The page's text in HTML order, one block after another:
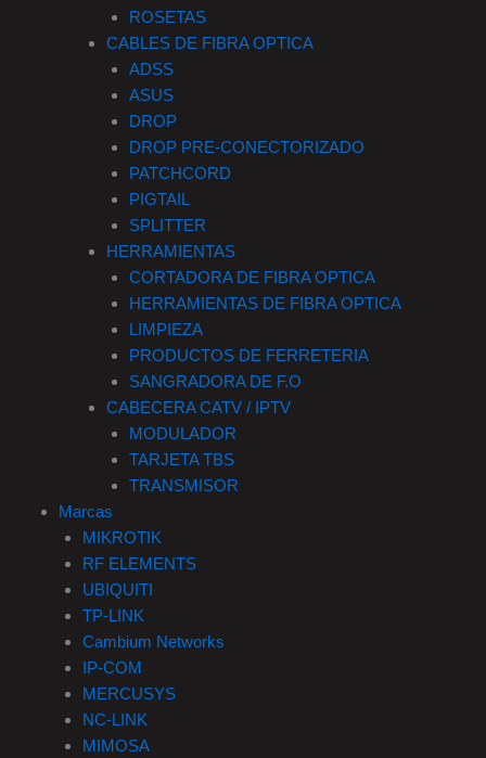
ROSETAS
CABLES DE FIBRA OPTICA
ADSS
ASUS
DROP
DROP PRE-CONECTORIZADO
PATCHCORD
PIGTAIL
SPLITTER
HERRAMIENTAS
CORTADORA DE FIBRA OPTICA
HERRAMIENTAS DE FIBRA OPTICA
LIMPIEZA
PRODUCTOS DE FERRETERIA
SANGRADORA DE F.O
CABECERA CATV / IPTV
MODULADOR
TARJETA TBS
TRANSMISOR
Marcas
MIKROTIK
RF ELEMENTS
UBIQUITI
TP-LINK
Cambium Networks
IP-COM
MERCUSYS
NC-LINK
MIMOSA